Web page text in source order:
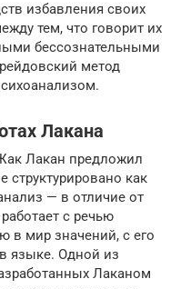
избавления своих
тем, что говорит их
бессознательными
метод
Лакана
Лакан предложил
структурировано как
— в отличие от
с речью
в мир значений, с его
языке. Одной из
Лаканом